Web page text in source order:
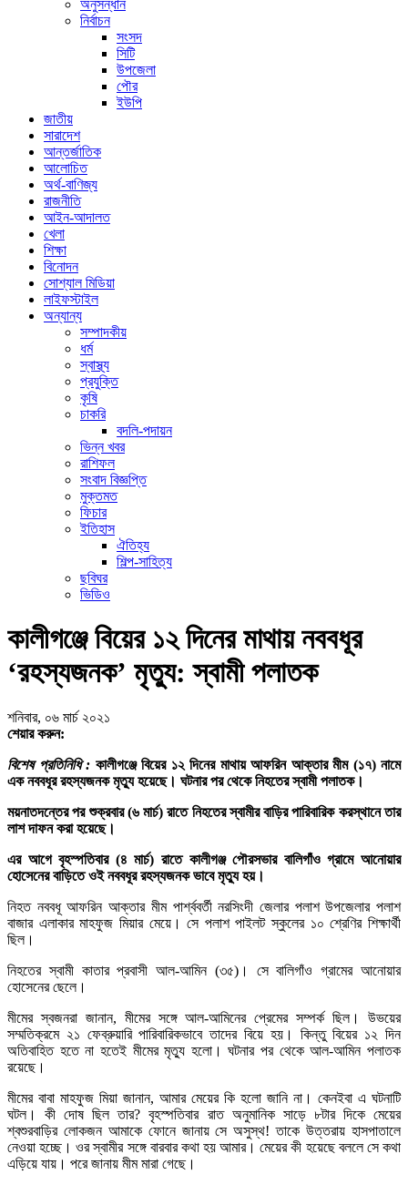
অনুসন্ধান
নির্বাচন
সংসদ
সিটি
উপজেলা
পৌর
ইউপি
জাতীয়
সারাদেশ
আন্তর্জাতিক
আলোচিত
অর্থ-বাণিজ্য
রাজনীতি
আইন-আদালত
খেলা
শিক্ষা
বিনোদন
সোশ্যাল মিডিয়া
লাইফস্টাইল
অন্যান্য
সম্পাদকীয়
ধর্ম
স্বাস্থ্য
প্রযুক্তি
কৃষি
চাকরি
বদলি-পদায়ন
ভিন্ন খবর
রাশিফল
সংবাদ বিজ্ঞপ্তি
মুক্তমত
ফিচার
ইতিহাস
ঐতিহ্য
শিল্প-সাহিত্য
ছবিঘর
ভিডিও
কালীগঞ্জে বিয়ের ১২ দিনের মাথায় নববধূর
‘রহস্যজনক’ মৃত্যু: স্বামী পলাতক
শনিবার, ০৬ মার্চ ২০২১
শেয়ার করুন:
বিশেষ প্রতিনিধি : কালীগঞ্জে বিয়ের ১২ দিনের মাথায় আফরিন আক্তার মীম (১৭) নামে
এক নববধূর রহস্যজনক মৃত্যু হয়েছে। ঘটনার পর থেকে নিহতের স্বামী পলাতক।
ময়নাতদন্তের পর শুক্রবার (৬ মার্চ) রাতে নিহতের স্বামীর বাড়ির পারিবারিক করস্থানে তার
লাশ দাফন করা হয়েছে।
এর আগে বৃহস্পতিবার (৪ মার্চ) রাতে কালীগঞ্জ পৌরসভার বালিগাঁও গ্রামে আনোয়ার
হোসেনের বাড়িতে ওই নববধূর রহস্যজনক ভাবে মৃত্যু হয়।
নিহত নববধূ আফরিন আক্তার মীম পার্শ্ববর্তী নরসিংদী জেলার পলাশ উপজেলার পলাশ
বাজার এলাকার মাহফুজ মিয়ার মেয়ে। সে পলাশ পাইলট স্কুলের ১০ শ্রেণির শিক্ষার্থী
ছিল।
নিহতের স্বামী কাতার প্রবাসী আল-আমিন (৩৫)। সে বালিগাঁও গ্রামের আনোয়ার
হোসেনের ছেলে।
মীমের স্বজনরা জানান, মীমের সঙ্গে আল-আমিনের প্রেমের সম্পর্ক ছিল। উভয়ের
সম্মতিক্রমে ২১ ফেব্রুয়ারি পারিবারিকভাবে তাদের বিয়ে হয়। কিন্তু বিয়ের ১২ দিন
অতিবাহিত হতে না হতেই মীমের মৃত্যু হলো। ঘটনার পর থেকে আল-আমিন পলাতক
রয়েছে।
মীমের বাবা মাহফুজ মিয়া জানান, আমার মেয়ের কি হলো জানি না। কেনইবা এ ঘটনাটি
ঘটল। কী দোষ ছিল তার? বৃহস্পতিবার রাত অনুমানিক সাড়ে ৮টার দিকে মেয়ের
শ্বশুরবাড়ির লোকজন আমাকে ফোনে জানায় সে অসুস্থ! তাকে উত্তরায় হাসপাতালে
নেওয়া হচ্ছে। ওর স্বামীর সঙ্গে বারবার কথা হয় আমার। মেয়ের কী হয়েছে বললে সে কথা
এড়িয়ে যায়। পরে জানায় মীম মারা গেছে।